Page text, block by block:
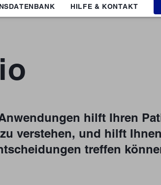
HILFE & KONTAKT
hilft Ihren
verstehen, und hilft
treffen